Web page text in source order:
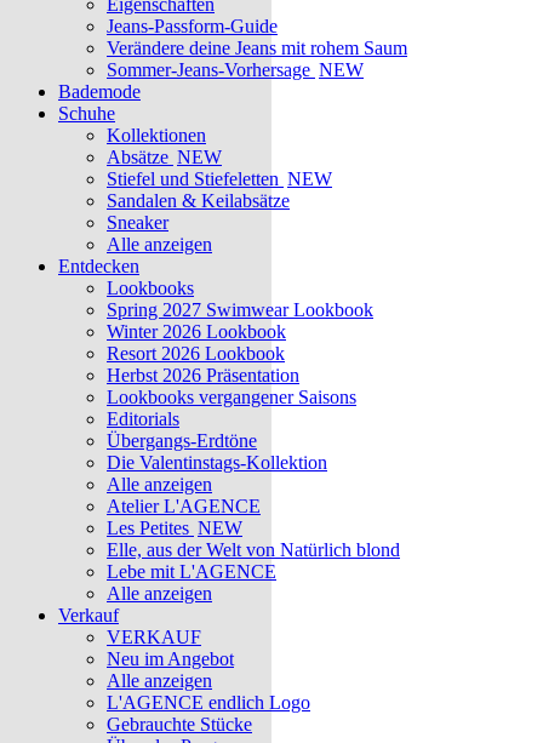
Eigenschaften
Jeans-Passform-Guide
Verändere deine Jeans mit rohem Saum
Sommer-Jeans-Vorhersage NEW
Bademode
Schuhe
Kollektionen
Absätze NEW
Stiefel und Stiefeletten NEW
Sandalen & Keilabsätze
Sneaker
Alle anzeigen
Entdecken
Lookbooks
Spring 2027 Swimwear Lookbook
Winter 2026 Lookbook
Resort 2026 Lookbook
Herbst 2026 Präsentation
Lookbooks vergangener Saisons
Editorials
Übergangs-Erdtöne
Die Valentinstags-Kollektion
Alle anzeigen
Atelier L'AGENCE
Les Petites NEW
Elle, aus der Welt von Natürlich blond
Lebe mit L'AGENCE
Alle anzeigen
Verkauf
VERKAUF
Neu im Angebot
Alle anzeigen
L'AGENCE endlich Logo
Gebrauchte Stücke